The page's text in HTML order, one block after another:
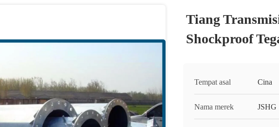
Tiang
Shockproof
Tempat asal Cina
Nama merek JSHG